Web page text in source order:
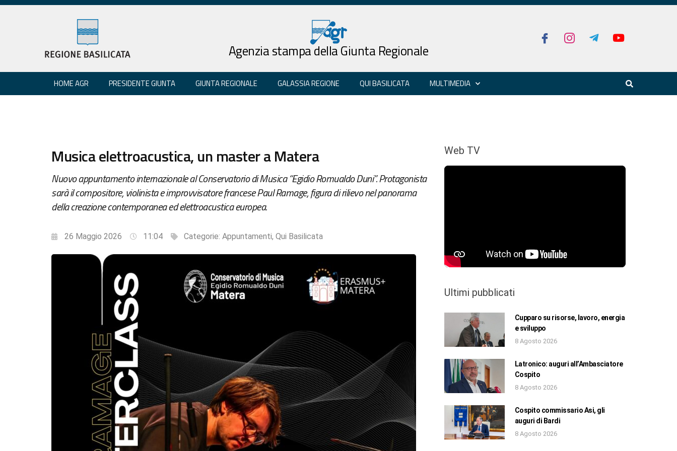
Agenzia stampa della Giunta Regionale
HOME AGR PRESIDENTE GIUNTA GIUNTA REGIONALE GALASSIA REGIONE QUI BASILICATA MULTIMEDIA
Musica elettroacustica, un master a Matera
Nuovo appuntamento internazionale al Conservatorio di Musica “Egidio Romualdo Duni”. Protagonista
sarà il compositore, violinista e improvvisatore francese Paul Ramage, figura di rilievo nel panorama
della creazione contemporanea ed elettroacustica europea.
26 Maggio 2026 11:04 Categorie: Appuntamenti, Qui Basilicata
Web TV
Ultimi pubblicati
Cupparo su risorse, lavoro, energia
e sviluppo
8 Agosto 2026
Latronico: auguri all’Ambasciatore
Cospito
8 Agosto 2026
Cospito commissario Asi, gli
auguri di Bardi
8 Agosto 2026